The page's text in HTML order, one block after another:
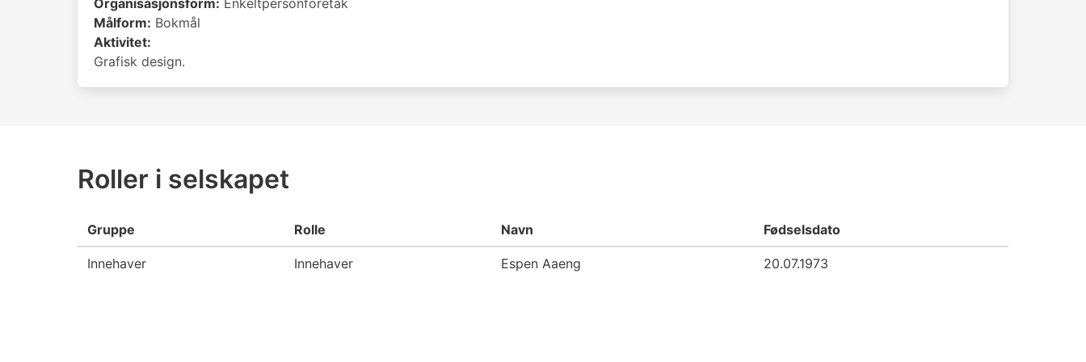
Organisasjonsform: Enkeltpersonforetak
Målform: Bokmål
Aktivitet:
Grafisk design.
Roller i selskapet
Gruppe Rolle Navn Fødselsdato
Innehaver Innehaver Espen Aaeng 20.07.1973